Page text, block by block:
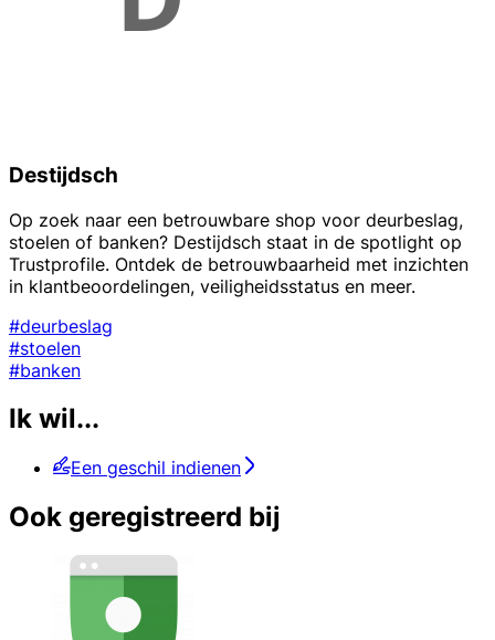
Destijdsch
Op zoek naar een betrouwbare shop voor deurbeslag,
stoelen of banken? Destijdsch staat in de spotlight op
Trustprofile. Ontdek de betrouwbaarheid met inzichten
in klantbeoordelingen, veiligheidsstatus en meer.
#deurbeslag
#stoelen
#banken
Ik wil...
Een geschil indienen
Ook geregistreerd bij